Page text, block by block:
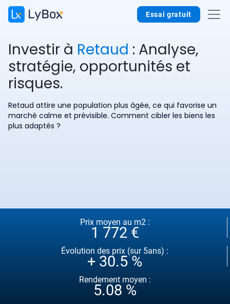
Essai gratuit
Investir à Retaud : Analyse,
stratégie, opportunités et
risques.
Retaud attire une population plus âgée, ce qui favorise un
marché calme et prévisible. Comment cibler les biens les
plus adaptés ?
Prix moyen au m2 :
1 772 €
Évolution des prix (sur 5ans) :
+ 30.5 %
Rendement moyen :
5.08 %